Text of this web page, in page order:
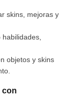
skins, mejoras y
habilidades,
objetos y skins
con